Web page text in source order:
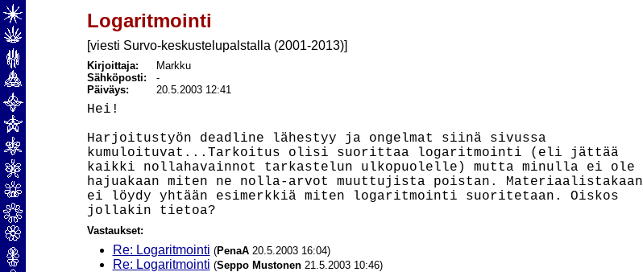
Logaritmointi
[viesti Survo-keskustelupalstalla (2001-2013)]
Kirjoittaja:
Markku
Sähköposti: -
Päiväys:
20.5.2003 12:41
Hei!
Harjoitustyön deadline lähestyy ja ongelmat siinä sivussa
kumuloituvat...Tarkoitus olisi suorittaa logaritmointi (eli jättää
kaikki nollahavainnot tarkastelun ulkopuolelle) mutta minulla ei ole
hajuakaan miten ne nolla-arvot muuttujista poistan. Materiaalistakaan
ei löydy yhtään esimerkkiä miten logaritmointi suoritetaan. Oiskos
Vastaukset:
Re: Logaritmointi (PenaA20.5.2003 16:04)
Re: Logaritmointi (Seppo Mustonen21.5.2003 10:46)